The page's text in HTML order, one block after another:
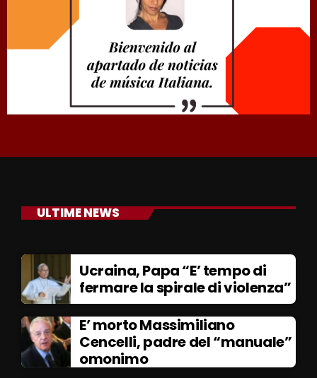
ULTIME NEWS
Ucraina, Papa “E’ tempo di
fermare la spirale di violenza”
E’ morto Massimiliano
Cencelli, padre del “manuale”
omonimo